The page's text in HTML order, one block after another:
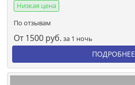
Низкая цена
По отзывам
От 1500 руб. за 1 ночь
ПОДРОБНЕЕ